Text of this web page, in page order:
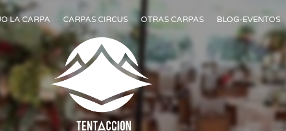
LA CARPA CARPAS CIRCUS OTRAS CARPAS BLOG-EVENTOS